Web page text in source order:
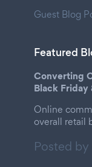
Guest Blog
Featured
Converting
Black
Online
overall retail
Posted by